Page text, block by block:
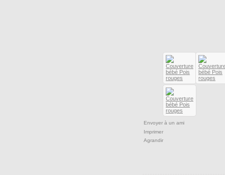
Envoyer à un ami
Imprimer
Agrandir